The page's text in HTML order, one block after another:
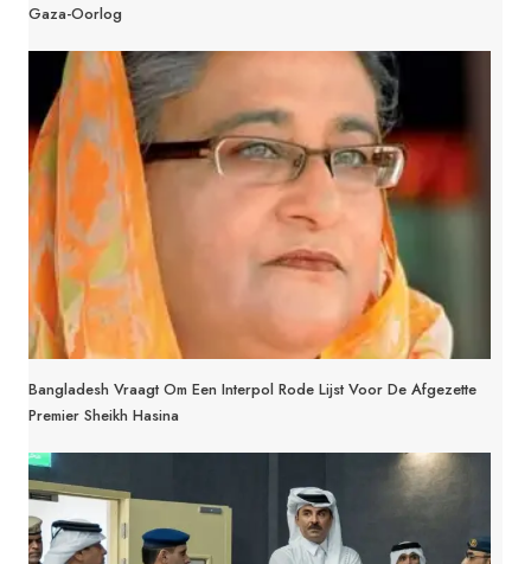
Gaza-Oorlog
Bangladesh Vraagt Om Een Interpol Rode Lijst Voor De Afgezette
Premier Sheikh Hasina